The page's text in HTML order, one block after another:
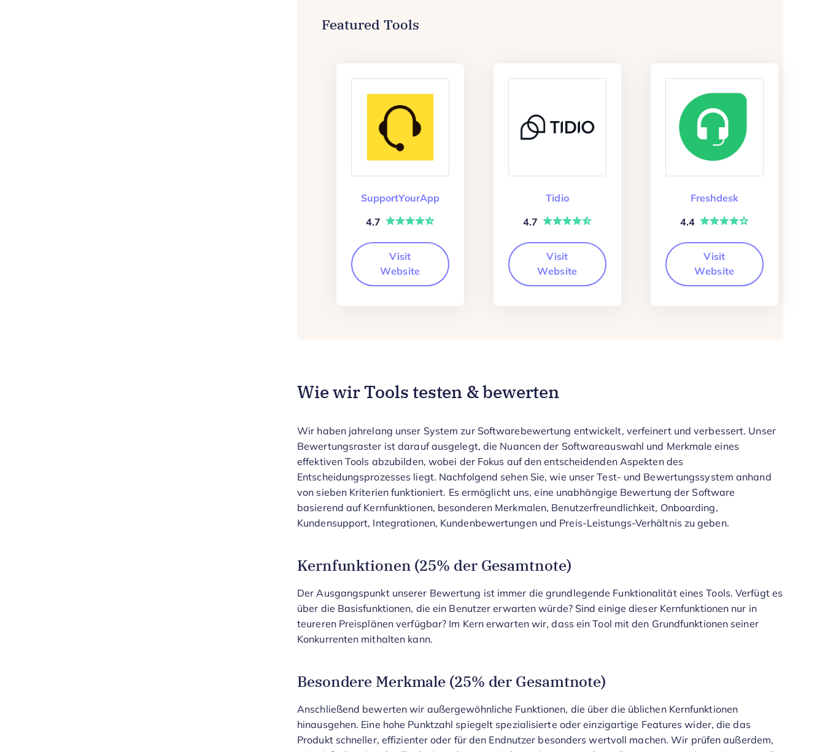
Featured Tools
SupportYourApp
4.7
Visit
Website
Tidio
4.7
Visit
Website
Freshdesk
4.4
Visit
Website
Wie wir Tools testen & bewerten
Wir haben jahrelang unser System zur Softwarebewertung entwickelt, verfeinert und verbessert. Unser
Bewertungsraster ist darauf ausgelegt, die Nuancen der Softwareauswahl und Merkmale eines
effektiven Tools abzubilden, wobei der Fokus auf den entscheidenden Aspekten des
Entscheidungsprozesses liegt. Nachfolgend sehen Sie, wie unser Test- und Bewertungssystem anhand
von sieben Kriterien funktioniert. Es ermöglicht uns, eine unabhängige Bewertung der Software
basierend auf Kernfunktionen, besonderen Merkmalen, Benutzerfreundlichkeit, Onboarding,
Kundensupport, Integrationen, Kundenbewertungen und Preis-Leistungs-Verhältnis zu geben.
Kernfunktionen (25% der Gesamtnote)
Der Ausgangspunkt unserer Bewertung ist immer die grundlegende Funktionalität eines Tools. Verfügt es
über die Basisfunktionen, die ein Benutzer erwarten würde? Sind einige dieser Kernfunktionen nur in
teureren Preisplänen verfügbar? Im Kern erwarten wir, dass ein Tool mit den Grundfunktionen seiner
Konkurrenten mithalten kann.
Besondere Merkmale (25% der Gesamtnote)
Anschließend bewerten wir außergewöhnliche Funktionen, die über die üblichen Kernfunktionen
hinausgehen. Eine hohe Punktzahl spiegelt spezialisierte oder einzigartige Features wider, die das
Produkt schneller, effizienter oder für den Endnutzer besonders wertvoll machen. Wir prüfen außerdem,